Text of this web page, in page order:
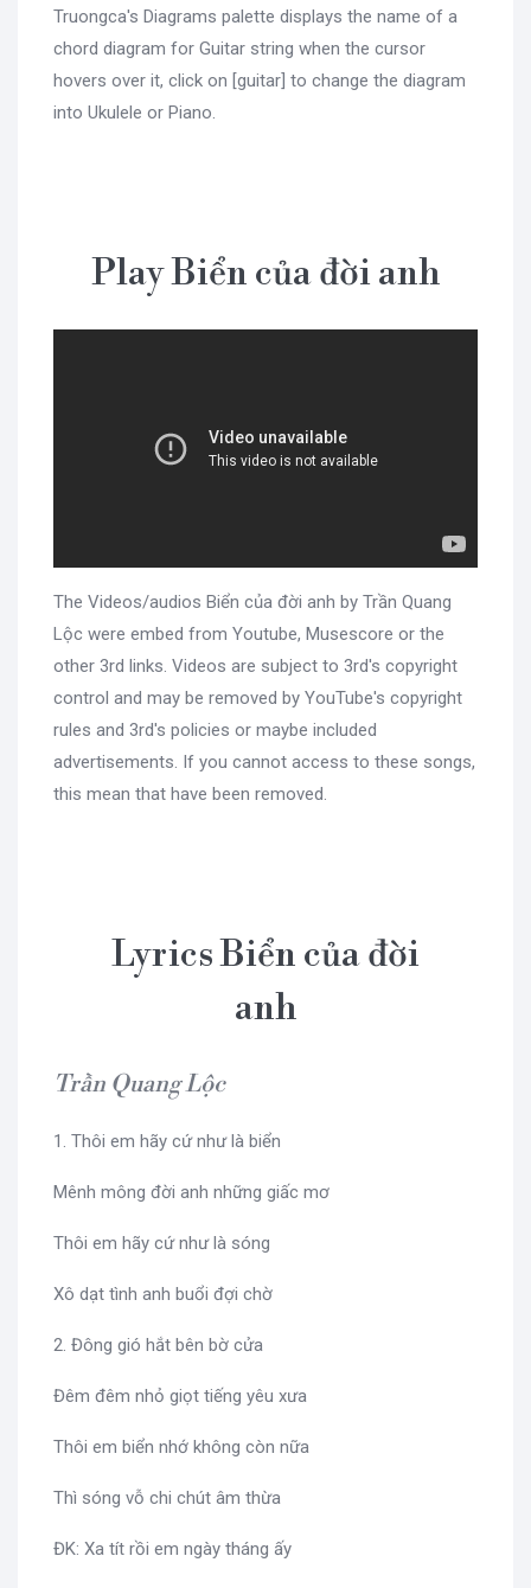
Truongca's Diagrams palette displays the name of a
chord diagram for Guitar string when the cursor
hovers over it, click on [guitar] to change the diagram
into Ukulele or Piano.
Play Biển của đời anh
The Videos/audios Biển của đời anh by Trần Quang
Lộc were embed from Youtube, Musescore or the
other 3rd links. Videos are subject to 3rd's copyright
control and may be removed by YouTube's copyright
rules and 3rd's policies or maybe included
advertisements. If you cannot access to these songs,
this mean that have been removed.
Lyrics Biển của đời
anh
Trần Quang Lộc
1. Thôi em hãy cứ như là biển
Mênh mông đời anh những giấc mơ
Thôi em hãy cứ như là sóng
Xô dạt tình anh buổi đợi chờ
2. Đông gió hắt bên bờ cửa
Đêm đêm nhỏ giọt tiếng yêu xưa
Thôi em biển nhớ không còn nữa
Thì sóng vỗ chi chút âm thừa
ĐK: Xa tít rồi em ngày tháng ấy